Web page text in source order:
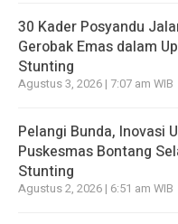
30 Kader Posyandu
Gerobak Emas dalam
Stunting
Agustus 3, 2026 | 7:07 am WIB
Pelangi Bunda, Inovasi
Puskesmas Bontang
Stunting
Agustus 2, 2026 | 6:51 am WIB